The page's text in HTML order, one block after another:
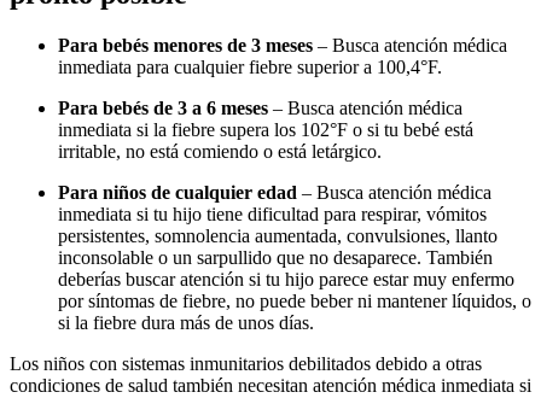
Para bebés menores de 3 meses – Busca atención médica
inmediata para cualquier fiebre superior a 100,4°F.
Para bebés de 3 a 6 meses – Busca atención médica
inmediata si la fiebre supera los 102°F o si tu bebé está
irritable, no está comiendo o está letárgico.
Para niños de cualquier edad – Busca atención médica
inmediata si tu hijo tiene dificultad para respirar, vómitos
persistentes, somnolencia aumentada, convulsiones, llanto
inconsolable o un sarpullido que no desaparece. También
deberías buscar atención si tu hijo parece estar muy enfermo
por síntomas de fiebre, no puede beber ni mantener líquidos, o
si la fiebre dura más de unos días.
Los niños con sistemas inmunitarios debilitados debido a otras
condiciones de salud también necesitan atención médica inmediata si